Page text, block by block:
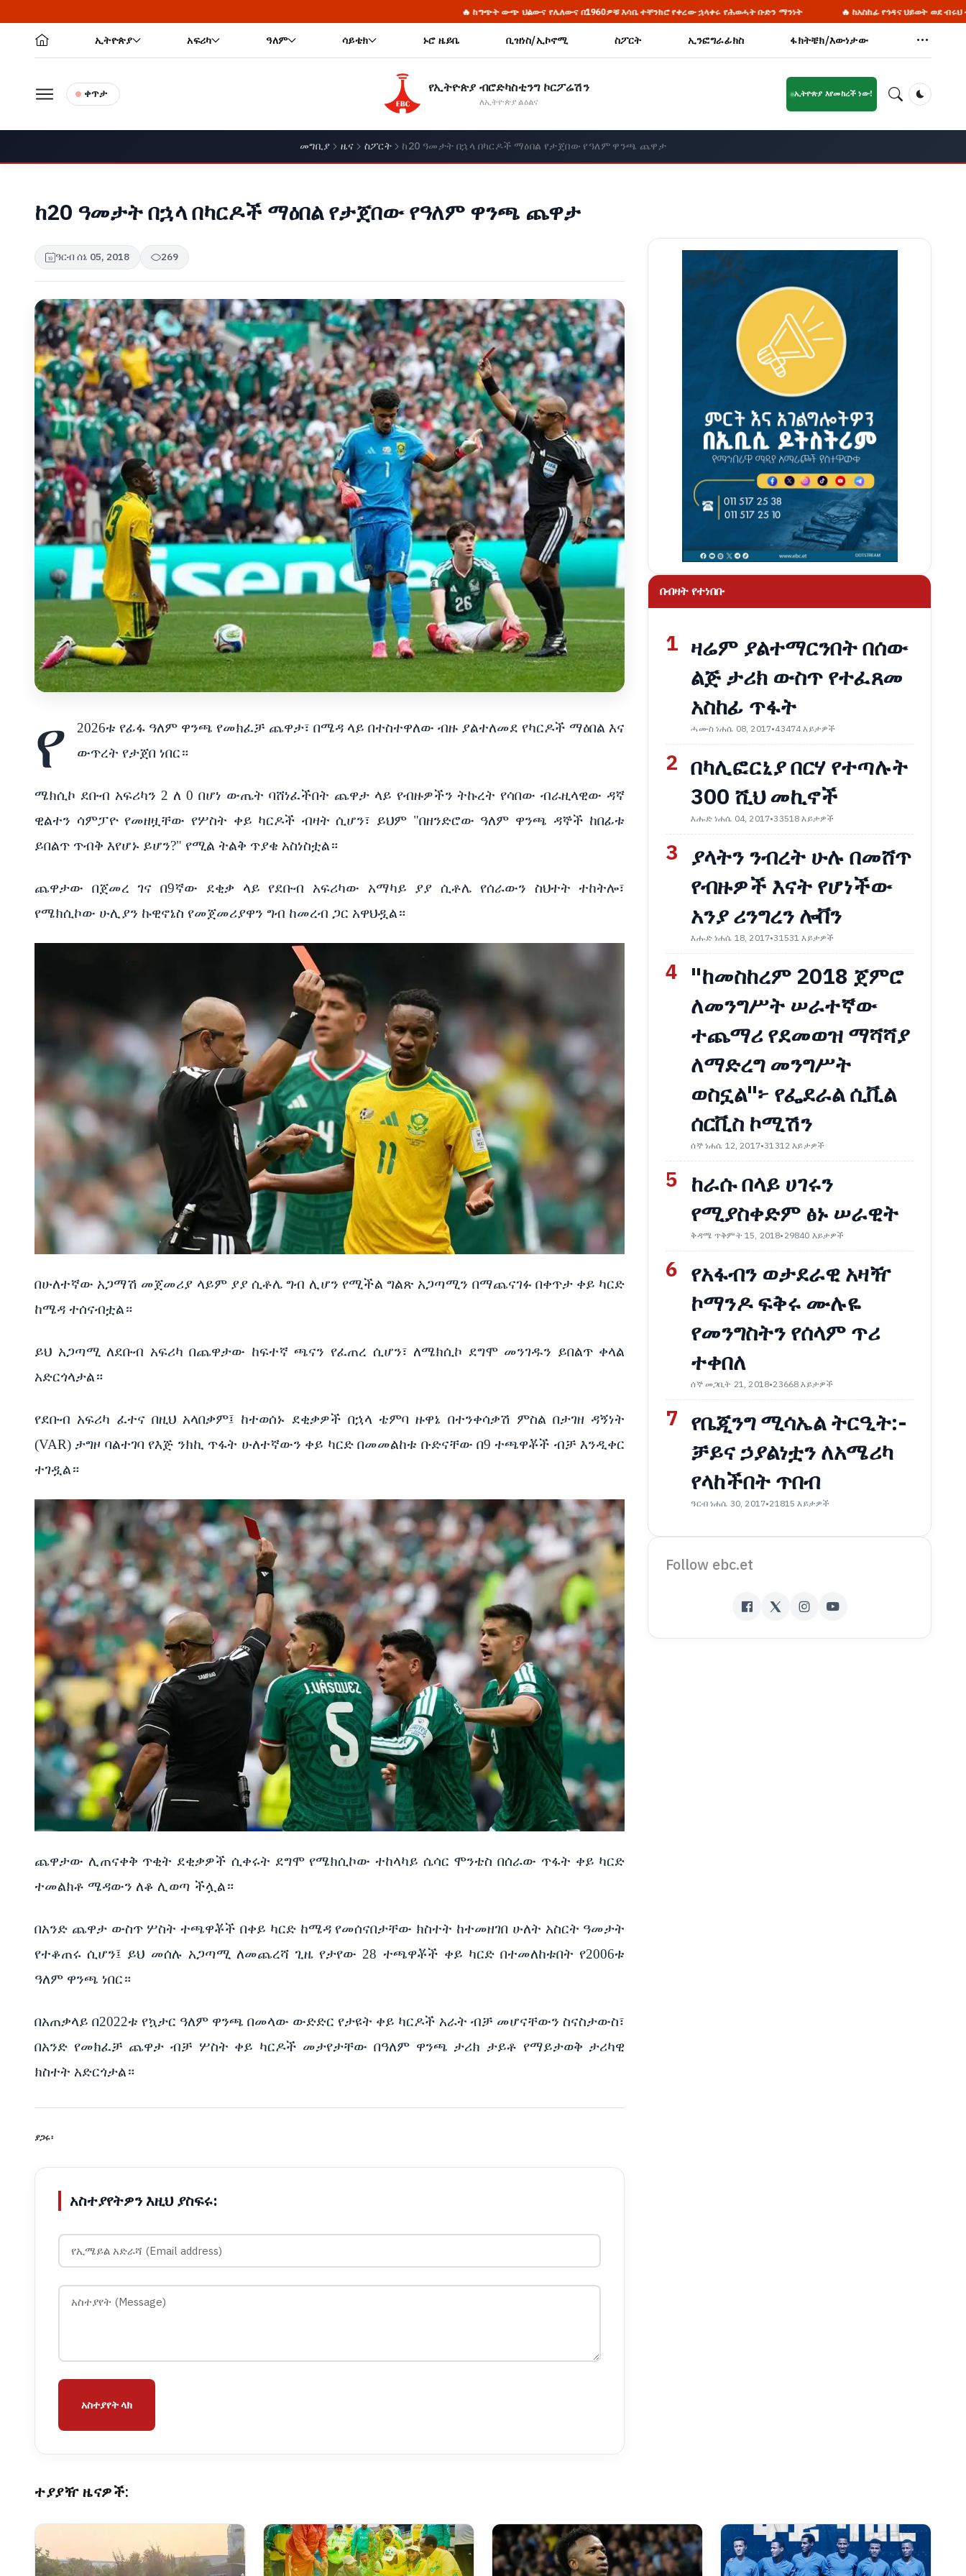
🔥 ከግጭት ውጭ ህልውና የሌለውና በ1960ዎቹ እሳቤ ተቸንክሮ የቀረው ኋላቀሩ የሕወሓት ቡድን ማንነት 🔥 ከአስከፊ የጎዳና ህይወት ወደ ብሩህ ተስፋ 858 የ'ለነገዋ' ማዕከል ሰልጣኝ
ኢትዮጵያ አፍሪካ ዓለም ሳይቴክ ኑሮ ዜይቤ ቢዝነስ/ኢኮኖሚ ስፖርት ኢንፎግራፊክስ ፋክትቼክ/እውነታው
ቀጥታ የኢትዮጵያ ብሮድካስቲንግ ኮርፖሬሽን
ለኢትዮጵያ ልዕልና
ኢትዮጵያ እየመከረች ነው!
Dark
መግቢያ ዜና ስፖርት ከ20 ዓመታት በኋላ በካርዶች ማዕበል የታጀበው የዓለም ዋንጫ ጨዋታ
ከ20 ዓመታት በኋላ በካርዶች ማዕበል የታጀበው የዓለም ዋንጫ ጨዋታ
ዓርብ ሰኔ 05, 2018 269
የ
2026ቱ የፊፋ ዓለም ዋንጫ የመክፈቻ ጨዋታ፣ በሜዳ ላይ በተስተዋለው ብዙ ያልተለመደ የካርዶች ማዕበል እና
ውጥረት የታጀበ ነበር።
ሜክሲኮ ደቡብ አፍሪካን 2 ለ 0 በሆነ ውጤት ባሸነፈችበት ጨዋታ ላይ የብዙዎችን ትኩረት የሳበው ብራዚላዊው ዳኛ
ዊልተን ሳምፓዮ የመዘዟቸው የሦስት ቀይ ካርዶች ብዛት ሲሆን፣ ይህም "በዘንድሮው ዓለም ዋንጫ ዳኞች ከበፊቱ
ይበልጥ ጥብቅ እየሆኑ ይሆን?" የሚል ትልቅ ጥያቄ አስነስቷል።
ጨዋታው በጀመረ ገና በ9ኛው ደቂቃ ላይ የደቡብ አፍሪካው አማካይ ያያ ሲቶሌ የሰራውን ስህተት ተከትሎ፣
የሜክሲኮው ሁሊያን ኩዊኖኔስ የመጀመሪያዋን ግብ ከመረብ ጋር አዋህዷል።
በሁለተኛው አጋማሽ መጀመሪያ ላይም ያያ ሲቶሌ ግብ ሊሆን የሚችል ግልጽ አጋጣሚን በማጨናገፉ በቀጥታ ቀይ ካርድ
ከሜዳ ተሰናብቷል።
ይህ አጋጣሚ ለደቡብ አፍሪካ በጨዋታው ከፍተኛ ጫናን የፈጠረ ሲሆን፣ ለሜክሲኮ ደግሞ መንገዱን ይበልጥ ቀላል
አድርጎላታል።
የደቡብ አፍሪካ ፈተና በዚህ አላበቃም፤ ከተወሰኑ ደቂቃዎች በኋላ ቴምባ ዙዋኔ በተንቀሳቃሽ ምስል በታገዘ ዳኝነት
(VAR) ታግዞ ባልተገባ የእጅ ንክኪ ጥፋት ሁለተኛውን ቀይ ካርድ በመመልከቱ ቡድናቸው በ9 ተጫዋቾች ብቻ እንዲቀር
ተገዷል።
ጨዋታው ሊጠናቀቅ ጥቂት ደቂቃዎች ሲቀሩት ደግሞ የሜክሲኮው ተከላካይ ሴሳር ሞንቴስ በሰራው ጥፋት ቀይ ካርድ
ተመልክቶ ሜዳውን ለቆ ሊወጣ ችሏል።
በአንድ ጨዋታ ውስጥ ሦስት ተጫዋቾች በቀይ ካርድ ከሜዳ የመሰናበታቸው ክስተት ከተመዘገበ ሁለት አስርት ዓመታት
የተቆጠሩ ሲሆን፤ ይህ መሰሉ አጋጣሚ ለመጨረሻ ጊዜ የታየው 28 ተጫዋቾች ቀይ ካርድ በተመለከቱበት የ2006ቱ
ዓለም ዋንጫ ነበር።
በአጠቃላይ በ2022ቱ የኳታር ዓለም ዋንጫ በመላው ውድድር የታዩት ቀይ ካርዶች አራት ብቻ መሆናቸውን ስናስታውስ፣
በአንድ የመክፈቻ ጨዋታ ብቻ ሦስት ቀይ ካርዶች መታየታቸው በዓለም ዋንጫ ታሪክ ታይቶ የማይታወቅ ታሪካዊ
ክስተት አድርጎታል።
ያጋሩ፡
አስተያየትዎን እዚህ ያስፍሩ:
አስተያየት ላክ
በብዛት የተነበቡ
1 ዛሬም ያልተማርንበት በሰው
ልጅ ታሪክ ውስጥ የተፈጸመ
አስከፊ ጥፋት
ሓሙስ ነሐሴ 08, 2017•43474 እይታዎች
2 በካሊፎርኒያ በርሃ የተጣሉት
300 ሺህ መኪኖች
እሑድ ነሐሴ 04, 2017•33518 እይታዎች
3 ያላትን ንብረት ሁሉ በመሸጥ
የብዙዎች እናት የሆነችው
አንያ ሪንግረን ሎቨን
እሑድ ነሐሴ 18, 2017•31531 እይታዎች
4 "ከመስከረም 2018 ጀምሮ
ለመንግሥት ሠራተኛው
ተጨማሪ የደመወዝ ማሻሻያ
ለማድረግ መንግሥት
ወስኗል"፦ የፌደራል ሲቪል
ሰርቪስ ኮሚሽን
ሰኞ ነሐሴ 12, 2017•31312 እይታዎች
5 ከራሱ በላይ ሀገሩን
የሚያስቀድም ፅኑ ሠራዊት
ቅዳሜ ጥቅምት 15, 2018•29840 እይታዎች
6 የአፋብን ወታደራዊ አዛዥ
ኮማንዶ ፍቅሩ ሙሉዬ
የመንግስትን የሰላም ጥሪ
ተቀበለ
ሰኞ መጋቢት 21, 2018•23668 እይታዎች
7 የቤጂንግ ሚሳኤል ትርዒት:-
ቻይና ኃያልነቷን ለአሜሪካ
የላከችበት ጥበብ
ዓርብ ነሐሴ 30, 2017•21815 እይታዎች
Follow ebc.et
ተያያዥ ዜናዎች: